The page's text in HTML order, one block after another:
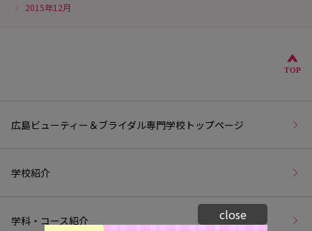
2015年12月
こ
TOP
広島ビューティー＆ブライダル専門学校トップページ
学校紹介
学科・コース紹介 close